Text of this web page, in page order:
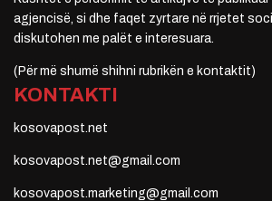
agjencisë, si dhe faqet zyrtare në rrjetet
diskutohen me palët e interesuara.
(Për më shumë shihni rubrikën e kontaktit)
KONTAKTI
kosovapost.net
kosovapost.net@gmail.com
kosovapost.marketing@gmail.com